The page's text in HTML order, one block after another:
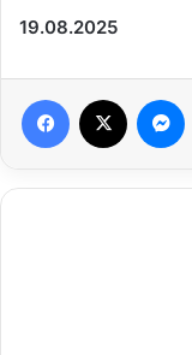
19.08.2025
Facebook